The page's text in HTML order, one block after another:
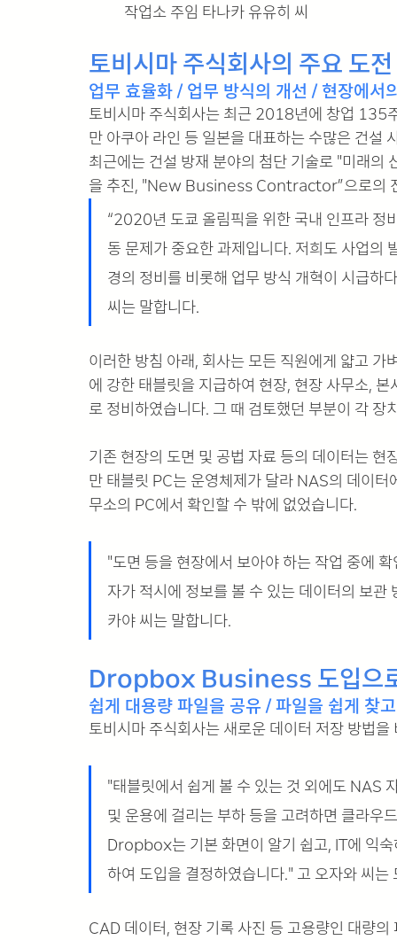
작업소 주임 타나카 유유히 씨
토비시마 주식회사의 주요 도
업무 효율화 / 업무 방식의 개선 / 현장에서
토비시마 주식회사는 최근 2018년에 창업 135
만 아쿠아 라인 등 일본을 대표하는 수많은 건설
최근에는 건설 방재 분야의 첨단 기술로 "미래의
을 추진, "New Business Contractor”으로의
“2020년 도쿄 올림픽을 위한 국내 인프라 정
동 문제가 중요한 과제입니다. 저희도 사업의
경의 정비를 비롯해 업무 방식 개혁이 시급하
씨는 말합니다.
이러한 방침 아래, 회사는 모든 직원에게 얇고
에 강한 태블릿을 지급하여 현장, 현장 사무소,
로 정비하였습니다. 그 때 검토했던 부분이 각
기존 현장의 도면 및 공법 자료 등의 데이터는
만 태블릿 PC는 운영체제가 달라 NAS의 데이
무소의 PC에서 확인할 수 밖에 없었습니다.
"도면 등을 현장에서 보아야 하는 작업 중에
자가 적시에 정보를 볼 수 있는 데이터의 보
카야 씨는 말합니다.
Dropbox Business 도입으
쉽게 대용량 파일을 공유 / 파일을 쉽게 찾
토비시마 주식회사는 새로운 데이터 저장 방법
"태블릿에서 쉽게 볼 수 있는 것 외에도 NAS
및 운용에 걸리는 부하 등을 고려하면 클라우
Dropbox는 기본 화면이 알기 쉽고, IT에 익
하여 도입을 결정하였습니다." 고 오자와 씨는
CAD 데이터, 현장 기록 사진 등 고용량인 대량